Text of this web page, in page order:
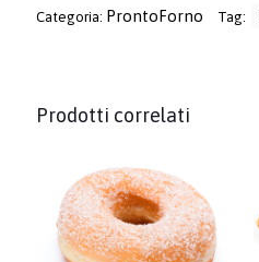
Categoria: ProntoForno Tag:
Prodotti correlati